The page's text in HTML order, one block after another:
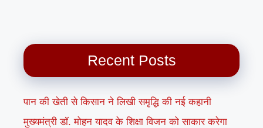
Recent Posts
पान की खेती से किसान ने लिखी समृद्धि की नई कहानी
मुख्यमंत्री डॉ. मोहन यादव के शिक्षा विजन को साकार करेगा